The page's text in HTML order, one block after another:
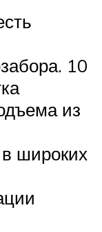
10
из
широких